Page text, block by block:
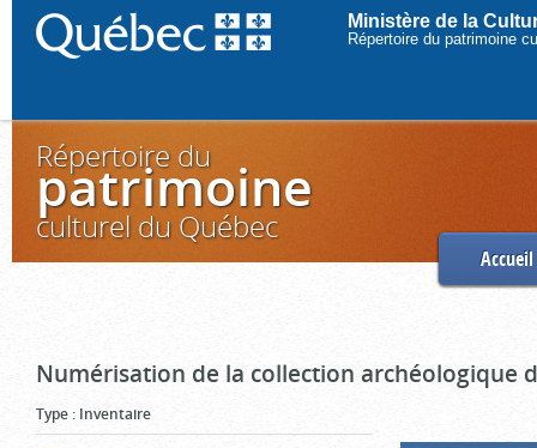
Ministère de la
Répertoire du patrimoine
Répertoire du
patrimoine
culturel du Québec
Accueil
Numérisation de la collection archéologique
Type : Inventaire